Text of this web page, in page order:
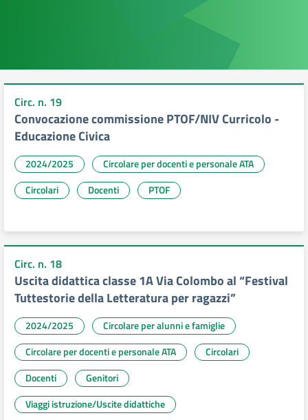
Circ. n. 19
Convocazione commissione PTOF/NIV Curricolo -
Educazione Civica
2024/2025
Circolare per docenti e personale ATA
Circolari
Docenti PTOF
Circ. n. 18
Uscita didattica classe 1A Via Colombo al “Festival
Tuttestorie della Letteratura per ragazzi”
2024/2025
Circolare per alunni e famiglie
Circolare per docenti e personale ATA
Circolari
Docenti
Genitori
Viaggi istruzione/Uscite didattiche